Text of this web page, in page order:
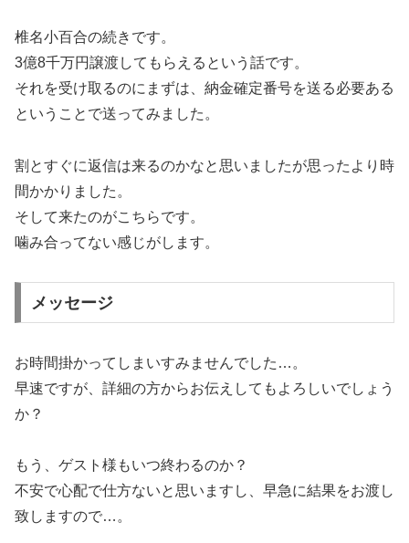
椎名小百合の続きです。
3億8千万円譲渡してもらえるという話です。
それを受け取るのにまずは、納金確定番号を送る必要ある
ということで送ってみました。
割とすぐに返信は来るのかなと思いましたが思ったより時
間かかりました。
そして来たのがこちらです。
噛み合ってない感じがします。
メッセージ
お時間掛かってしまいすみませんでした…。
早速ですが、詳細の方からお伝えしてもよろしいでしょう
か？
もう、ゲスト様もいつ終わるのか？
不安で心配で仕方ないと思いますし、早急に結果をお渡し
致しますので…。